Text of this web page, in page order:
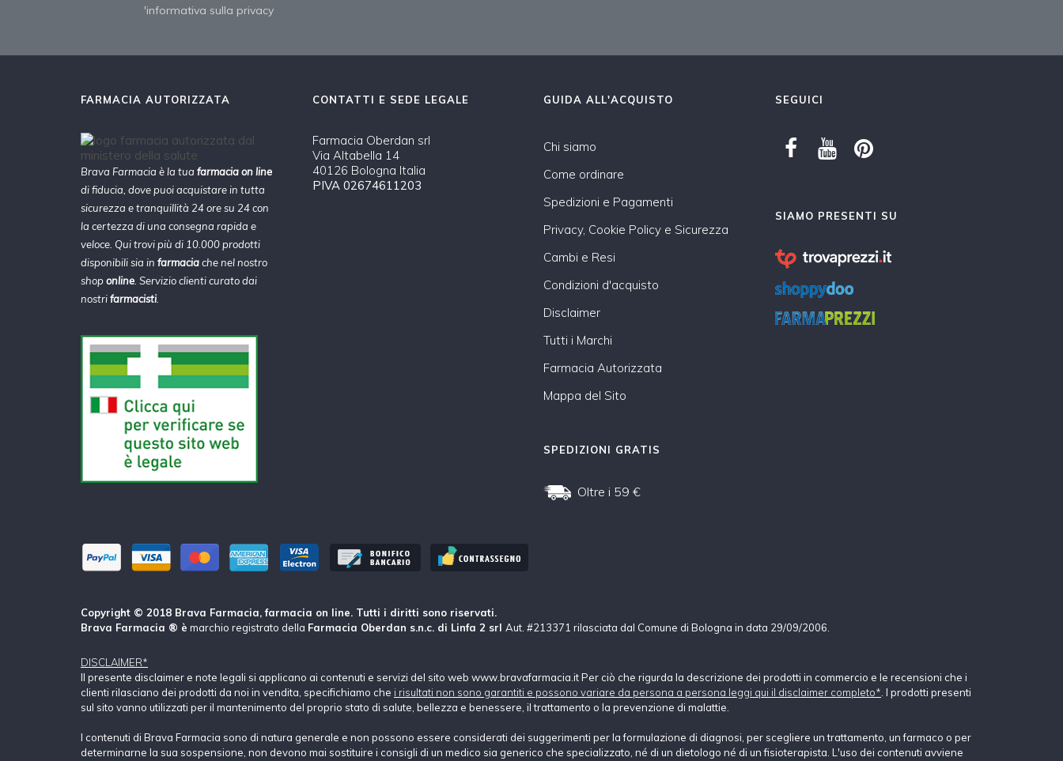
'informativa sulla privacy
FARMACIA AUTORIZZATA
Brava Farmacia è la tua farmacia on line
di fiducia, dove puoi acquistare in tutta
sicurezza e tranquillità 24 ore su 24 con
la certezza di una consegna rapida e
veloce. Qui trovi più di 10.000 prodotti
disponibili sia in farmaciache nel nostro
shoponline . Servizio clienti curato dai
nostrifarmacisti
CONTATTI E SEDE LEGALE
Farmacia Oberdan srl
Via Altabella 14
40126 Bologna Italia
PIVA 02674611203
GUIDA ALL'ACQUISTO
Chi siamo
Come ordinare
Spedizioni e Pagamenti
Privacy, Cookie Policy e Sicurezza
Cambi e Resi
Condizioni d'acquisto
Disclaimer
Tutti i Marchi
Farmacia Autorizzata
Mappa del Sito
SPEDIZIONI GRATIS
Oltre i 59 €
SEGUICI
SIAMO PRESENTI SU
Copyright © 2018 Brava Farmacia, farmacia on line. Tutti i diritti sono riservati.
Brava Farmacia ® è marchio registrato della Farmacia Oberdan s.n.c. di Linfa 2 srl Aut. #213371 rilasciata dal Comune di Bologna in data 29/09/2006.
DISCLAIMER*
Il presente disclaimer e note legali si applicano ai contenuti e servizi del sito web www.bravafarmacia.it Per ciò che rigurda la descrizione dei prodotti in commercio e le recensioni che i
clienti rilasciano dei prodotti da noi in vendita, specifichiamo che i risultati non sono garantiti e possono variare da persona a persona leggi qui il disclaimer completo* . I prodotti presenti
sul sito vanno utilizzati per il mantenimento del proprio stato di salute, bellezza e benessere, il trattamento o la prevenzione di malattie.
I contenuti di Brava Farmacia sono di natura generale e non possono essere considerati dei suggerimenti per la formulazione di diagnosi, per scegliere un trattamento, un farmaco o per
determinarne la sua sospensione, non devono mai sostituire i consigli di un medico sia generico che specializzato, né di un dietologo né di un fisioterapista. L'uso dei contenuti avviene